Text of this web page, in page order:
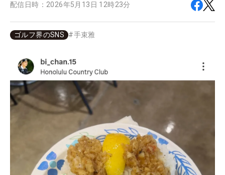
配信日時： 2026年5月13日 12時23分
ゴルフ界のSNS #手束雅